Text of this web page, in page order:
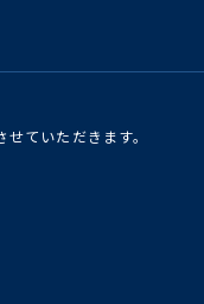
ていただきます。